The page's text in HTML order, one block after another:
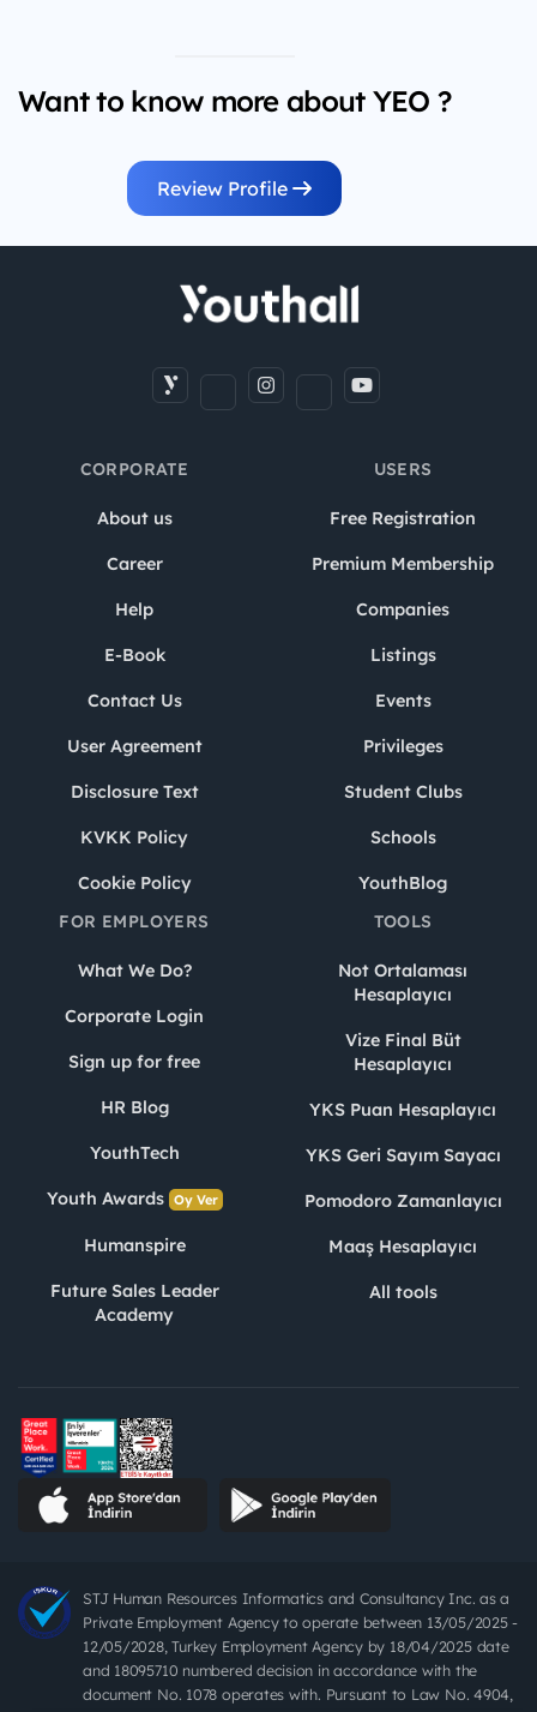
Want to know more about YEO ?
Review Profile
CORPORATE
About us
Career
Help
E-Book
Contact Us
User Agreement
Disclosure Text
KVKK Policy
Cookie Policy
USERS
Free Registration
Premium Membership
Companies
Listings
Events
Privileges
Student Clubs
Schools
YouthBlog
FOR EMPLOYERS
What We Do?
Corporate Login
Sign up for free
HR Blog
YouthTech
Youth Awards Oy Ver
Humanspire
Future Sales Leader
Academy
TOOLS
Not Ortalaması
Hesaplayıcı
Vize Final Büt
Hesaplayıcı
YKS Puan Hesaplayıcı
YKS Geri Sayım Sayacı
Pomodoro Zamanlayıcı
Maaş Hesaplayıcı
All tools
STJ Human Resources Informatics and Consultancy Inc. as a
Private Employment Agency to operate between 13/05/2025 -
12/05/2028, Turkey Employment Agency by 18/04/2025 date
and 18095710 numbered decision in accordance with the
document No. 1078 operates with. Pursuant to Law No. 4904,